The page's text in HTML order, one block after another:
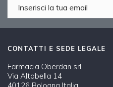
CONTATTI E SEDE LEGALE
Farmacia Oberdan srl
Via Altabella 14